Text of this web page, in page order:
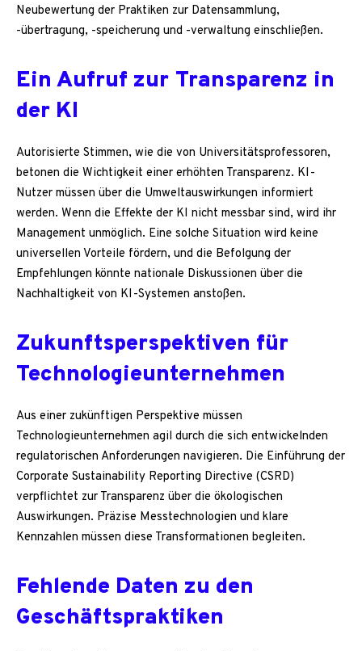
Neubewertung der Praktiken zur Datensammlung,
-übertragung, -speicherung und -verwaltung einschließen.
Ein Aufruf zur Transparenz in
der KI
Autorisierte Stimmen, wie die von Universitätsprofessoren,
betonen die Wichtigkeit einer erhöhten Transparenz. KI-
Nutzer müssen über die Umweltauswirkungen informiert
werden. Wenn die Effekte der KI nicht messbar sind, wird ihr
Management unmöglich. Eine solche Situation wird keine
universellen Vorteile fördern, und die Befolgung der
Empfehlungen könnte nationale Diskussionen über die
Nachhaltigkeit von KI-Systemen anstoßen.
Zukunftsperspektiven für
Technologieunternehmen
Aus einer zukünftigen Perspektive müssen
Technologieunternehmen agil durch die sich entwickelnden
regulatorischen Anforderungen navigieren. Die Einführung der
Corporate Sustainability Reporting Directive (CSRD)
verpflichtet zur Transparenz über die ökologischen
Auswirkungen. Präzise Messtechnologien und klare
Kennzahlen müssen diese Transformationen begleiten.
Fehlende Daten zu den
Geschäftspraktiken